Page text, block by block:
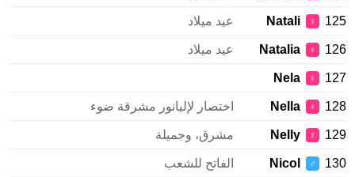
125
♀
Natali عيد ميلاد
126
♀
Natalia عيد ميلاد
127
♀
Nela
128
♀
Nella اختصار لإليانور مشرقة ضوء
129
♀
Nelly مشرق، وجميلة
130
♂
Nicol الفاتح للشعب